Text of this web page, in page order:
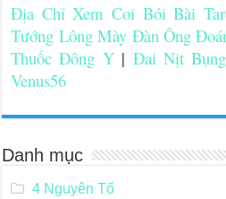
Địa Chỉ Xem Coi Bói Bài
Tướng Lông Mày Đàn Ông
Thuốc Đông Y| Đai Nịt
Venus56
Danh mục
4 Nguyên Tố